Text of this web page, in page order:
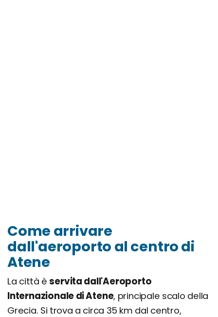
Come arrivare
dall'aeroporto al centro di
Atene
La città èservita dall'Aeroporto
Internazionale di Atene, principale scalo della
Grecia. Si trova a circa 35 km dal centro,